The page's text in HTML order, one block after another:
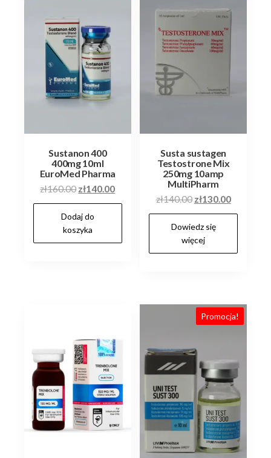
Sustanon 400
400mg 10ml
EuroMed Pharma
zł160.00 Pierwotna
cena
wynosiła:
zł160.00.
zł140.00Aktualna
cena
Dodaj do
koszyka
Susta sustagen
Testostrone Mix
250mg 10amp
MultiPharm
zł140.00 Pierwotna
cena
wynosiła:
zł140.00.
zł130.00Aktualna
cena
Dowiedz się
więcej
Promocja!